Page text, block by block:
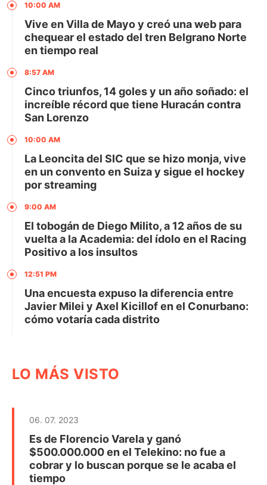
10:00 AM
Vive en Villa de Mayo y creó una web para
chequear el estado del tren Belgrano Norte
en tiempo real
8:57 AM
Cinco triunfos, 14 goles y un año soñado: el
increíble récord que tiene Huracán contra
San Lorenzo
10:00 AM
La Leoncita del SIC que se hizo monja, vive
en un convento en Suiza y sigue el hockey
por streaming
9:00 AM
El tobogán de Diego Milito, a 12 años de su
vuelta a la Academia: del ídolo en el Racing
Positivo a los insultos
12:51 PM
Una encuesta expuso la diferencia entre
Javier Milei y Axel Kicillof en el Conurbano:
cómo votaría cada distrito
LO MÁS VISTO
06. 07. 2023
Es de Florencio Varela y ganó
$500.000.000 en el Telekino: no fue a
cobrar y lo buscan porque se le acaba el
tiempo